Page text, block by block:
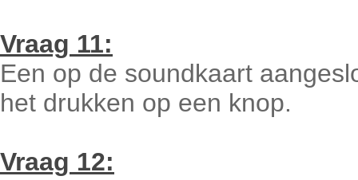
Vraag 11:
Een op de soundkaart
het drukken op een knop.
Vraag 12: